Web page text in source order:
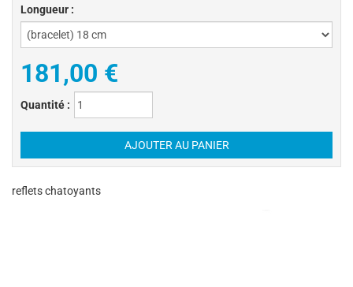
Longueur :
181,00 €
Quantité :
reflets chatoyants